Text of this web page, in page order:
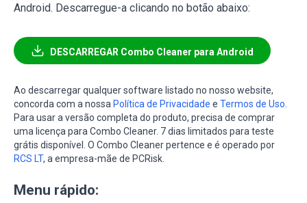
Android. Descarregue-a clicando no botão abaixo:
DESCARREGAR Combo Cleaner para Android
Ao descarregar qualquer software listado no nosso website,
concorda com a nossa Política de Privacidade e Termos de Uso
Para usar a versão completa do produto, precisa de comprar
uma licença para Combo Cleaner. 7 dias limitados para teste
grátis disponível. O Combo Cleaner pertence e é operado por
RCS LT, a empresa-mãe de PCRisk.
Menu rápido: